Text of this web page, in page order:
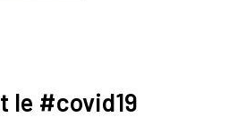
le #covid19